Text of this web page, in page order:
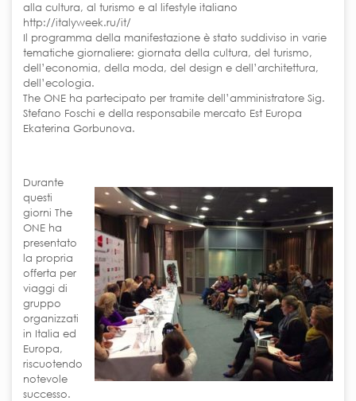
alla cultura, al turismo e al lifestyle italiano
http://italyweek.ru/it/
Il programma della manifestazione è stato suddiviso in varie
tematiche giornaliere: giornata della cultura, del turismo,
dell’economia, della moda, del design e dell’architettura,
dell’ecologia.
The ONE ha partecipato per tramite dell’amministratore Sig.
Stefano Foschi e della responsabile mercato Est Europa
Ekaterina Gorbunova.
Durante
questi
giorni The
ONE ha
presentato
la propria
offerta per
viaggi di
gruppo
organizzati
in Italia ed
Europa,
riscuotendo
notevole
successo.